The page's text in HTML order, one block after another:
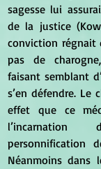
sagesse lui
de la justice
conviction régnait
pas de
faisant semblant
s’en défendre. Le
effet que ce
personnification
Néanmoins dans